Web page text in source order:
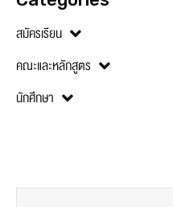
สมัครเรียน
คณะและหลักสูตร
นักศึกษา